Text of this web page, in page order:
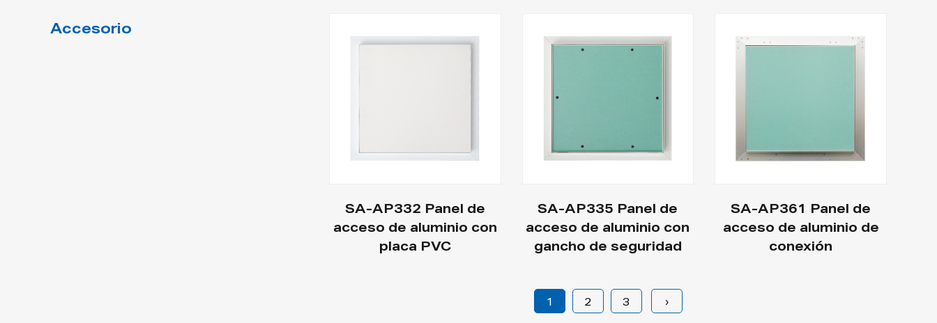
Accesorio
SA-AP332 Panel de
acceso de aluminio con
placa PVC
SA-AP335 Panel de
acceso de aluminio con
gancho de seguridad
SA-AP361 Panel de
acceso de aluminio de
conexión
1 2 3 ›